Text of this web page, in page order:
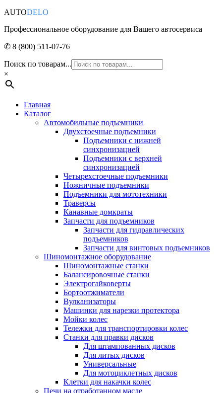
AUTODELO
Профессиональное оборудование для Вашего автосервиса
✆ 8 (800) 511-07-76
Поиск по товарам...
×
Главная
Каталог
Автомобильные подъемники
Двухстоечные подъемники
Подъемники с нижней
синхронизацией
Подъемники с верхней
синхронизацией
Четырехстоечные подъемники
Ножничные подъемники
Подъемники для мототехники
Траверсы
Канавные домкраты
Запчасти для подъемников
Запчасти для гидравлических
подъемников
Запчасти для винтовых подъемников
Шиномонтажное оборудование
Шиномонтажные станки
Балансировочные станки
Электрогайковерты
Бортоотжиматели
Вулканизаторы
Машинки для нарезки протектора
Мойки колес
Тележки для транспортировки колес
Станки для правки дисков
Для штампованных дисков
Для литых дисков
Универсальные
Для мотоциклетных дисков
Клетки для накачки колес
Печи на отработанном масле